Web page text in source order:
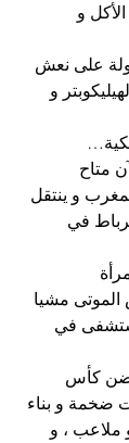
و
على نعش
و
متاح
و ينتقل
في
مشيا
في
كأس
ضخمة و بناء
، و